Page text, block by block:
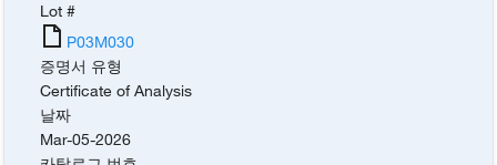
Lot #
P03M030
증명서 유형
Certificate of Analysis
날짜
Mar-05-2026